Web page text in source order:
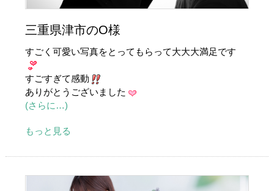
三重県津市のO様
すごく可愛い写真をとってもらって大大大満足です
すごすぎて感動
ありがとうございました
(さらに…)
もっと見る